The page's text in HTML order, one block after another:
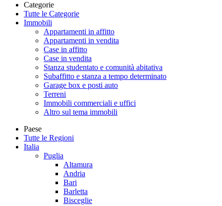
Categorie
Tutte le Categorie
Immobili
Appartamenti in affitto
Appartamenti in vendita
Case in affitto
Case in vendita
Stanza studentato e comunità abitativa
Subaffitto e stanza a tempo determinato
Garage box e posti auto
Terreni
Immobili commerciali e uffici
Altro sul tema immobili
Paese
Tutte le Regioni
Italia
Puglia
Altamura
Andria
Bari
Barletta
Bisceglie